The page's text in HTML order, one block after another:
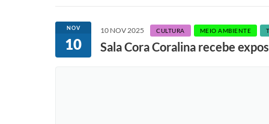
NOV
10
10 NOV 2025 CULTURA MEIO AMBIENTE
Sala Cora Coralina recebe